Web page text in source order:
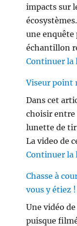
impacts sur
une enquête
échantillon
Continuer la
Viseur point
Dans cet
choisir entre
lunette de
La video de
Continuer la
Chasse à
vous y étiez !
Une vidéo
puisque